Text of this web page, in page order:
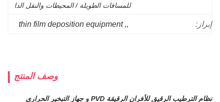
للمسافات الطويلة / المحيطات والنقل الدا
إبراز: ,
thin film deposition equipment
وصف المنتج
نظام الترطيب الرقيق للأفران الرقيقة PVD و جهاز التبخير الحراري